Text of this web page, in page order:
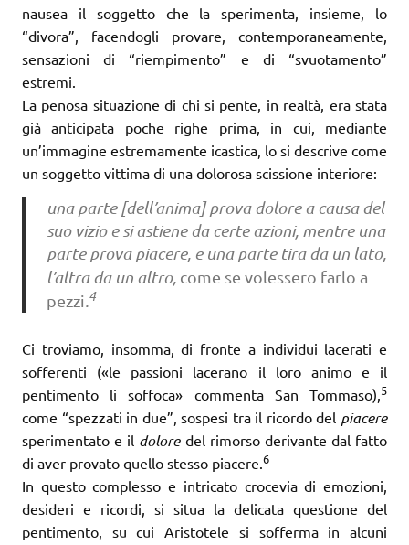
nausea il soggetto che la sperimenta, insieme, lo
“divora”, facendogli provare, contemporaneamente,
sensazioni di “riempimento” e di “svuotamento”
estremi.
La penosa situazione di chi si pente, in realtà, era stata
già anticipata poche righe prima, in cui, mediante
un’immagine estremamente icastica, lo si descrive come
un soggetto vittima di una dolorosa scissione interiore:
una parte [dell’anima] prova dolore a causa del
suo vizio e si astiene da certe azioni, mentre una
parte prova piacere, e una parte tira da un lato,
l’altra da un altro, come se volessero farlo a
pezzi.4
Ci troviamo, insomma, di fronte a individui lacerati e
sofferenti («le passioni lacerano il loro animo e il
pentimento li soffoca» commenta San Tommaso),5
come “spezzati in due”, sospesi tra il ricordo del piacere
sperimentato e il dolore del rimorso derivante dal fatto
di aver provato quello stesso piacere.6
In questo complesso e intricato crocevia di emozioni,
desideri e ricordi, si situa la delicata questione del
pentimento, su cui Aristotele si sofferma in alcuni